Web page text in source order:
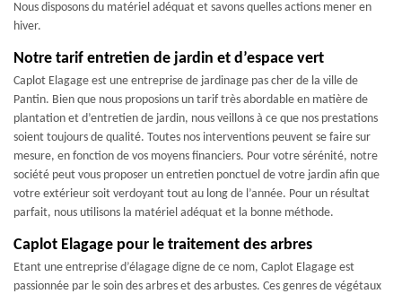
Nous disposons du matériel adéquat et savons quelles actions mener en
hiver.
Notre tarif entretien de jardin et d’espace vert
Caplot Elagage est une entreprise de jardinage pas cher de la ville de
Pantin. Bien que nous proposions un tarif très abordable en matière de
plantation et d’entretien de jardin, nous veillons à ce que nos prestations
soient toujours de qualité. Toutes nos interventions peuvent se faire sur
mesure, en fonction de vos moyens financiers. Pour votre sérénité, notre
société peut vous proposer un entretien ponctuel de votre jardin afin que
votre extérieur soit verdoyant tout au long de l’année. Pour un résultat
parfait, nous utilisons la matériel adéquat et la bonne méthode.
Caplot Elagage pour le traitement des arbres
Etant une entreprise d’élagage digne de ce nom, Caplot Elagage est
passionnée par le soin des arbres et des arbustes. Ces genres de végétaux